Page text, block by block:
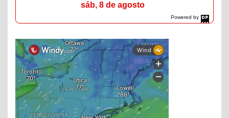
Powered by
DaysPedia.com
sáb, 8 de agosto